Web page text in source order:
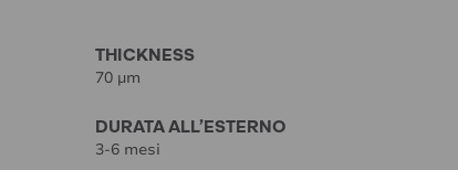
THICKNESS
70 µm
DURATA ALL’ESTERNO
3-6 mesi